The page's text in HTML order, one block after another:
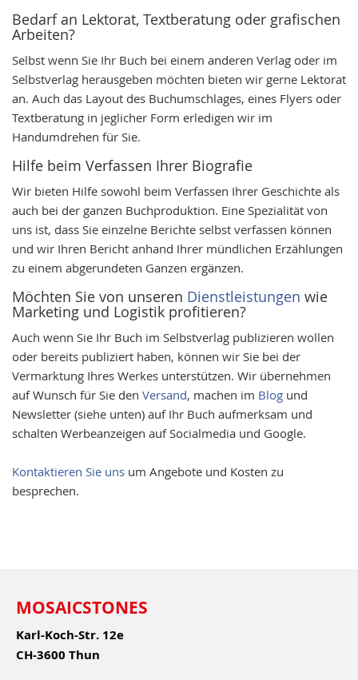
Bedarf an Lektorat, Textberatung oder grafischen
Arbeiten?
Selbst wenn Sie Ihr Buch bei einem anderen Verlag oder im
Selbstverlag herausgeben möchten bieten wir gerne Lektorat
an. Auch das Layout des Buchumschlages, eines Flyers oder
Textberatung in jeglicher Form erledigen wir im
Handumdrehen für Sie.
Hilfe beim Verfassen Ihrer Biografie
Wir bieten Hilfe sowohl beim Verfassen Ihrer Geschichte als
auch bei der ganzen Buchproduktion. Eine Spezialität von
uns ist, dass Sie einzelne Berichte selbst verfassen können
und wir Ihren Bericht anhand Ihrer mündlichen Erzählungen
zu einem abgerundeten Ganzen ergänzen.
Möchten Sie von unseren Dienstleistungen wie
Marketing und Logistik profitieren?
Auch wenn Sie Ihr Buch im Selbstverlag publizieren wollen
oder bereits publiziert haben, können wir Sie bei der
Vermarktung Ihres Werkes unterstützen. Wir übernehmen
auf Wunsch für Sie den Versand, machen im Blog und
Newsletter (siehe unten) auf Ihr Buch aufmerksam und
schalten Werbeanzeigen auf Socialmedia und Google.
Kontaktieren Sie uns um Angebote und Kosten zu
besprechen.
MOSAICSTONES
Karl-Koch-Str. 12e
CH-3600 Thun